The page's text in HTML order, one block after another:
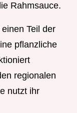
Rahmsauce.
Teil der
pflanzliche
regionalen
nutzt ihr